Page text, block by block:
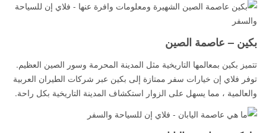
بكين – عاصمة الصين
تتميز بكين بمعالمها التاريخية مثل المدينة المحرمة وسور الصين العظيم.
توفر فلاي إن خيارات سفر ممتازة إلى بكين عبر شركات الطيران العربية
والعالمية ، مما يسهل على الزوار استكشاف المدينة التاريخية بكل راحة.